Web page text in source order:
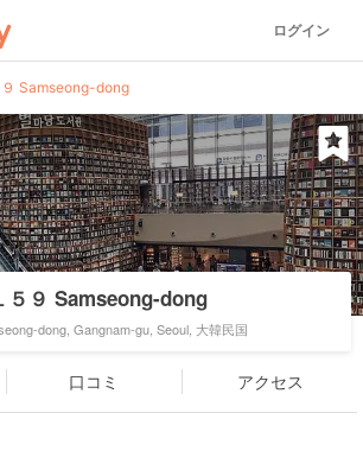
ログイン
９ Samseong-dong
５９ Samseong-dong
dong, Gangnam-gu, Seoul, 大韓民国
口コミ アクセス